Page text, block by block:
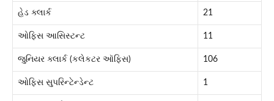
હેડ ક્લાર્ક 21
ઓફિસ આસિસ્ટન્ટ 11
જુનિયર ક્લાર્ક (કલેકટર ઑફિસ) 106
ઓફિસ સુપરિન્ટેન્ડેન્ટ 1